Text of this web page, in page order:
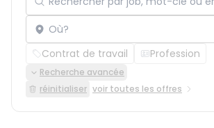
Localisation
Contrat de travail Profession
Recherche avancée
réinitialiser voir toutes les offres